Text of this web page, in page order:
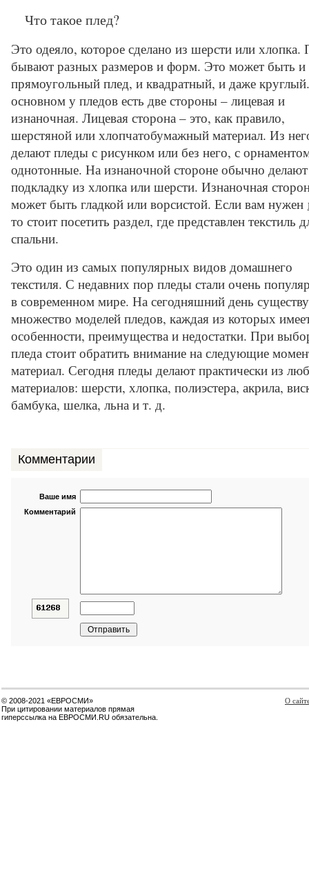
Что такое плед?
Это одеяло, которое сделано из шерсти или хлопка.
бывают разных размеров и форм. Это может быть и
прямоугольный плед, и квадратный, и даже
основном у пледов есть две стороны – лицевая и
изнаночная. Лицевая сторона – это, как правило,
шерстяной или хлопчатобумажный материал. Из
делают пледы с рисунком или без него, с
однотонные. На изнаночной стороне обычно делают
подкладку из хлопка или шерсти. Изнаночная
может быть гладкой или ворсистой. Если вам нужен
то стоит посетить раздел, где представлен текстиль
спальни.
Это один из самых популярных видов домашнего
текстиля. С недавних пор пледы стали очень
в современном мире. На сегодняшний день
множество моделей пледов, каждая из которых
особенности, преимущества и недостатки. При
пледа стоит обратить внимание на следующие
материал. Сегодня пледы делают практически из
материалов: шерсти, хлопка, полиэстера, акрила,
бамбука, шелка, льна и т. д.
Комментарии
Ваше имя
Комментарий
© 2008-2021 «ЕВРОСМИ»
При цитировании материалов прямая
гиперссылка на ЕВРОСМИ.RU обязательна.
О